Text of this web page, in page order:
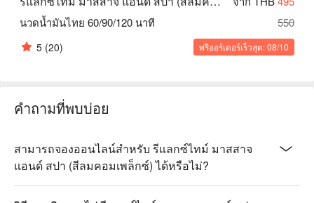
นวดน้ำมันไทย 60/90/120 นาที
550
5 (20) พรีออร์เดอร์เร็วสุด: 08/10
คำถามที่พบบ่อย
สามารถจองออนไลน์สำหรับ รีแลกซ์ไทม์ มาสสาจ
แอนด์ สปา (สีลมคอมเพล็กซ์) ได้หรือไม่?